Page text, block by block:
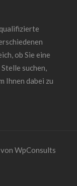
ob Sie eine
suchen,
Ihnen dabei zu
WpConsults